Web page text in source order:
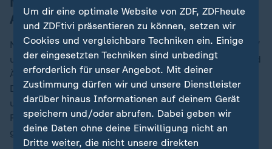
Ahmedabad
Nach übereinstimmenden Berichten des Senders NDTV
und anderer indischer Medien, die sich auf Beamte und
Ärzte berufen, kamen bei der Katastrophe vom
Donnerstag mindestens 270 Menschen im Flugzeug
und am Boden in Ahmedabad ums Leben. Von der
Regierung wurden bisher keine offiziellen Zahlen
genannt.
Um dir eine optimale Website von ZDF, ZDFheute
und ZDFtivi präsentieren zu können, setzen wir
Cookies und vergleichbare Techniken ein. Einige
der eingesetzten Techniken sind unbedingt
erforderlich für unser Angebot. Mit deiner
Zustimmung dürfen wir und unsere Dienstleister
darüber hinaus Informationen auf deinem Gerät
speichern und/oder abrufen. Dabei geben wir
deine Daten ohne deine Einwilligung nicht an
Dritte weiter, die nicht unsere direkten